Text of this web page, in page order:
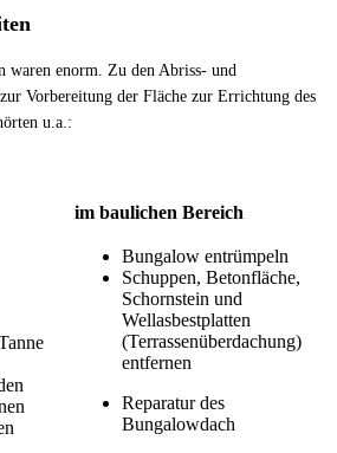
waren enorm. Zu den Abriss- und
Vorbereitung der Fläche zur Errichtung des
u.a.:
im baulichen Bereich
Bungalow entrümpeln
Schuppen, Betonfläche,
Schornstein und
Wellasbestplatten
(Terrassenüberdachung)
entfernen
Reparatur des
Bungalowdach